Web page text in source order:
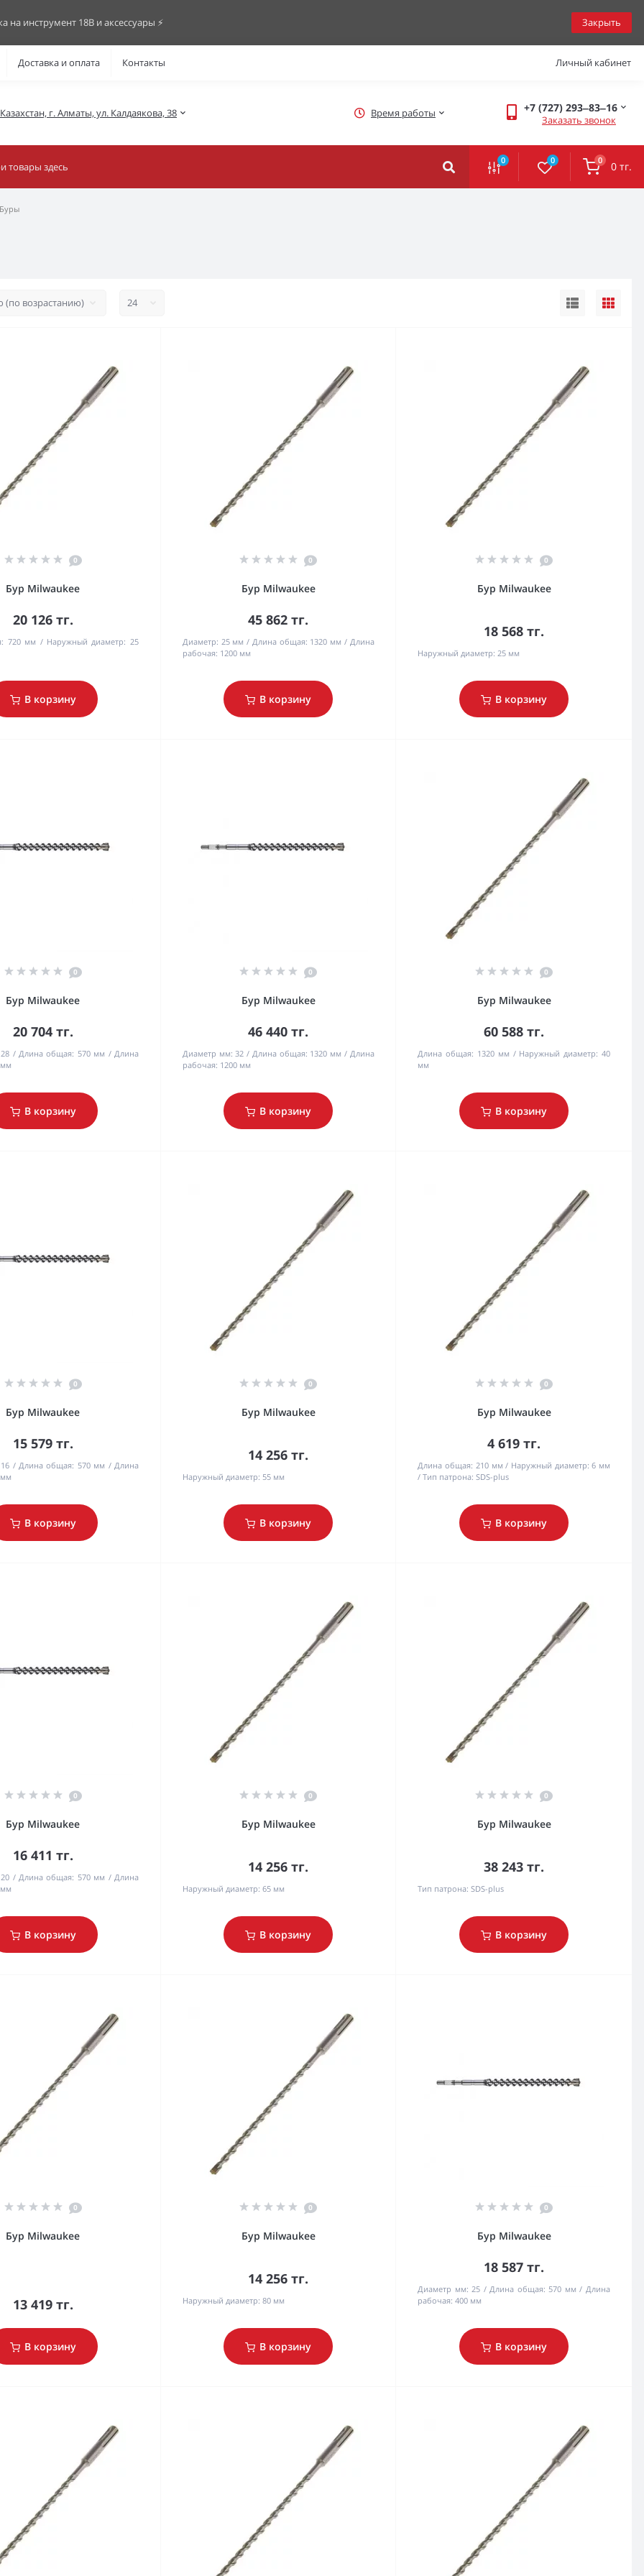
на инструмент 18В и аксессуары ⚡️ Закрыть
Доставка и оплата Контакты Личный кабинет
г. Алматы, ул. Калдаякова, 38 Время работы +7 (727) 293‒83‒16
Заказать звонок
0 0 0 0 тг.
Буры
0
Бур Milwaukee
20 126 тг.
720 мм Наружный диаметр: 25
В корзину
0
Бур Milwaukee
45 862 тг.
Диаметр: 25 мм Длина общая: 1320 мм
Длина
рабочая: 1200 мм
В корзину
0
Бур Milwaukee
18 568 тг.
Наружный диаметр: 25 мм
В корзину
0
Бур Milwaukee
20 704 тг.
28 Длина общая: 570 мм
Длина
В корзину
0
Бур Milwaukee
46 440 тг.
Диаметр мм: 32 Длина общая: 1320 мм
Длина
рабочая: 1200 мм
В корзину
0
Бур Milwaukee
60 588 тг.
Длина общая: 1320 мм Наружный диаметр: 40
мм
В корзину
0
Бур Milwaukee
15 579 тг.
16 Длина общая: 570 мм
Длина
В корзину
0
Бур Milwaukee
14 256 тг.
Наружный диаметр: 55 мм
В корзину
0
Бур Milwaukee
4 619 тг.
Длина общая: 210 мм Наружный диаметр: 6 мм
Тип патрона: SDS-plus
В корзину
0
Бур Milwaukee
16 411 тг.
20 Длина общая: 570 мм
Длина
В корзину
0
Бур Milwaukee
14 256 тг.
Наружный диаметр: 65 мм
В корзину
0
Бур Milwaukee
38 243 тг.
Тип патрона: SDS-plus
В корзину
0
Бур Milwaukee
13 419 тг.
В корзину
0
Бур Milwaukee
14 256 тг.
Наружный диаметр: 80 мм
В корзину
0
Бур Milwaukee
18 587 тг.
Диаметр мм: 25 Длина общая: 570 мм
Длина
рабочая: 400 мм
В корзину